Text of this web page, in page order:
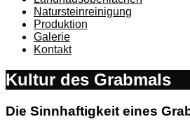
Natursteinreinigung
Produktion
Galerie
Kontakt
Kultur des Grabmals
Die Sinnhaftigkeit eines